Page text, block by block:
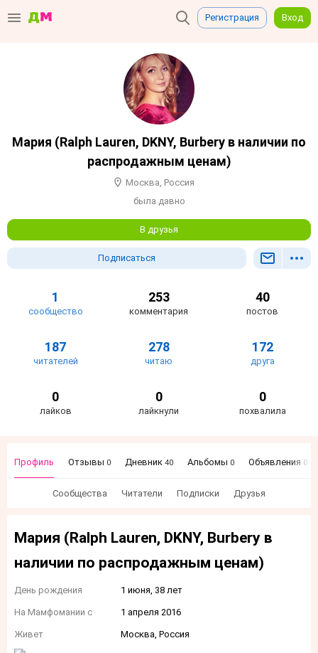
Регистрация Вход
Мария (Ralph Lauren, DKNY, Burbery в наличии по
распродажным ценам)
Москва, Россия
была давно
В друзья
Подписаться
1
сообщество
253
комментария
40
постов
187
читателей
278
читаю
172
друга
0
лайков
0
лайкнули
0
похвалила
Профиль Отзывы 0 Дневник 40 Альбомы 0 Объявления 0
Сообщества Читатели Подписки Друзья
Мария (Ralph Lauren, DKNY, Burbery в
наличии по распродажным ценам)
День рождения 1 июня, 38 лет
На Мамфомании с 1 апреля 2016
Живет Москва, Россия